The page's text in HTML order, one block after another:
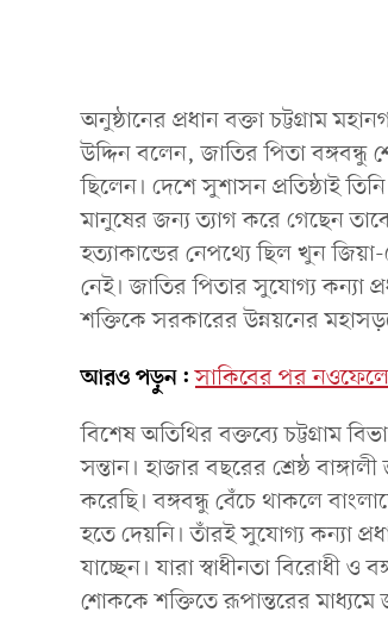
অনুষ্ঠানের প্রধান বক্তা চট্টগ্রাম
উদ্দিন বলেন, জাতির পিতা বঙ্গবন্ধু
ছিলেন। দেশে সুশাসন প্রতিষ্ঠাই
মানুষের জন্য ত্যাগ করে গেছেন
হত্যাকান্ডের নেপথ্যে ছিল খুন
নেই। জাতির পিতার সুযোগ্য কন্যা
শক্তিকে সরকারের উন্নয়নের
আরও পড়ুন: সাকিবের পর
বিশেষ অতিথির বক্তব্যে চট্টগ্রাম
সন্তান। হাজার বছরের শ্রেষ্ঠ
করেছি। বঙ্গবন্ধু বেঁচে থাকলে
হতে দেয়নি। তাঁরই সুযোগ্য কন্যা
যাচ্ছেন। যারা স্বাধীনতা বিরোধী
শোককে শক্তিতে রূপান্তরের